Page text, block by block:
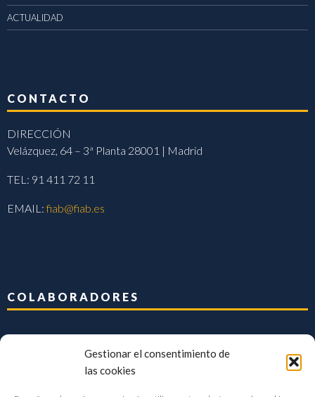
Gestionar el consentimiento de
las cookies
ACTUALIDAD
CONTACTO
DIRECCIÓN
Velázquez, 64 – 3ª Planta 28001 | Madrid
TEL: 91 411 72 11
EMAIL:fiab@fiab.es
COLABORADORES